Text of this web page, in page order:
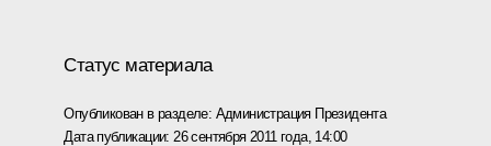
Статус материала
Опубликован в разделе: Администрация Президента
Дата публикации: 26 сентября 2011 года, 14:00